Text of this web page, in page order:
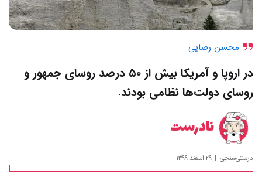
محسن رضایی
در اروپا و آمریکا بیش از ۵۰ درصد روسای جمهور و
روسای دولت‌ها نظامی بودند.
نادرست
درستی‌سنجی ۲۹ اسفند ۱۳۹۹